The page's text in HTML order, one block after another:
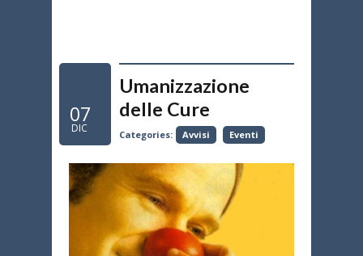
07
DIC
Umanizzazione
delle Cure
Categories: Avvisi Eventi